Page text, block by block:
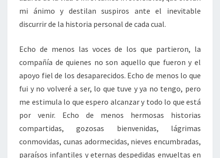
mi ánimo y destilan suspiros ante el inevitable
discurrir de la historia personal de cada cual.
Echo de menos las voces de los que partieron, la
compañía de quienes no son aquello que fueron y el
apoyo fiel de los desaparecidos. Echo de menos lo que
fui y no volveré a ser, lo que tuve y ya no tengo, pero
me estimula lo que espero alcanzar y todo lo que está
por venir. Echo de menos hermosas historias
compartidas, gozosas bienvenidas, lágrimas
conmovidas, cunas adormecidas, nieves encumbradas,
paraísos infantiles y eternas despedidas envueltas en